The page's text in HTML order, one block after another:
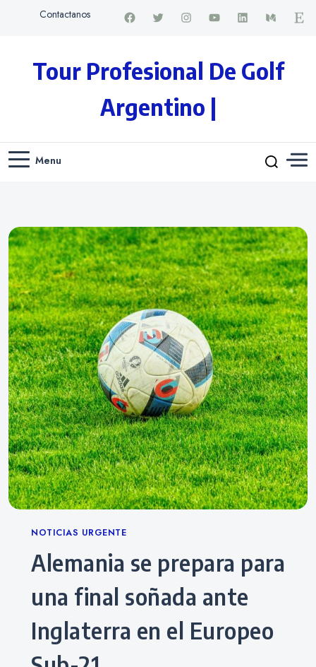
Contactanos
Tour Profesional De Golf
Argentino |
Menu
Categories
NOTICIAS URGENTE
Alemania se prepara para
una final soñada ante
Inglaterra en el Europeo